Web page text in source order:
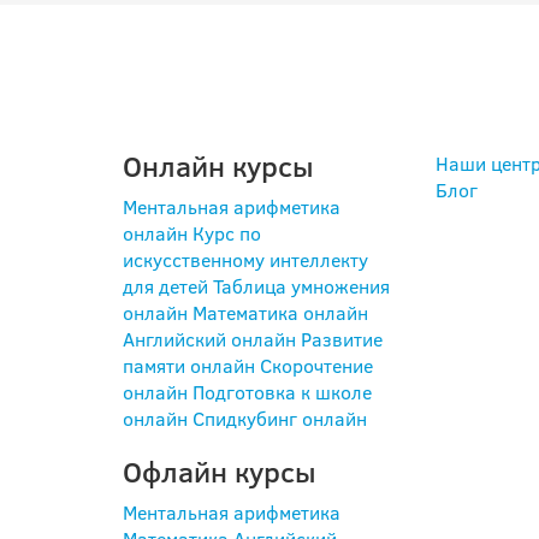
Онлайн курсы
Ментальная арифметика
онлайн Курс по
искусственному интеллекту
для детей Таблица умножения
онлайн Математика онлайн
Английский онлайн Развитие
памяти онлайн Скорочтение
онлайн Подготовка к школе
онлайн Спидкубинг онлайн
Офлайн курсы
Ментальная арифметика
Наши
Блог